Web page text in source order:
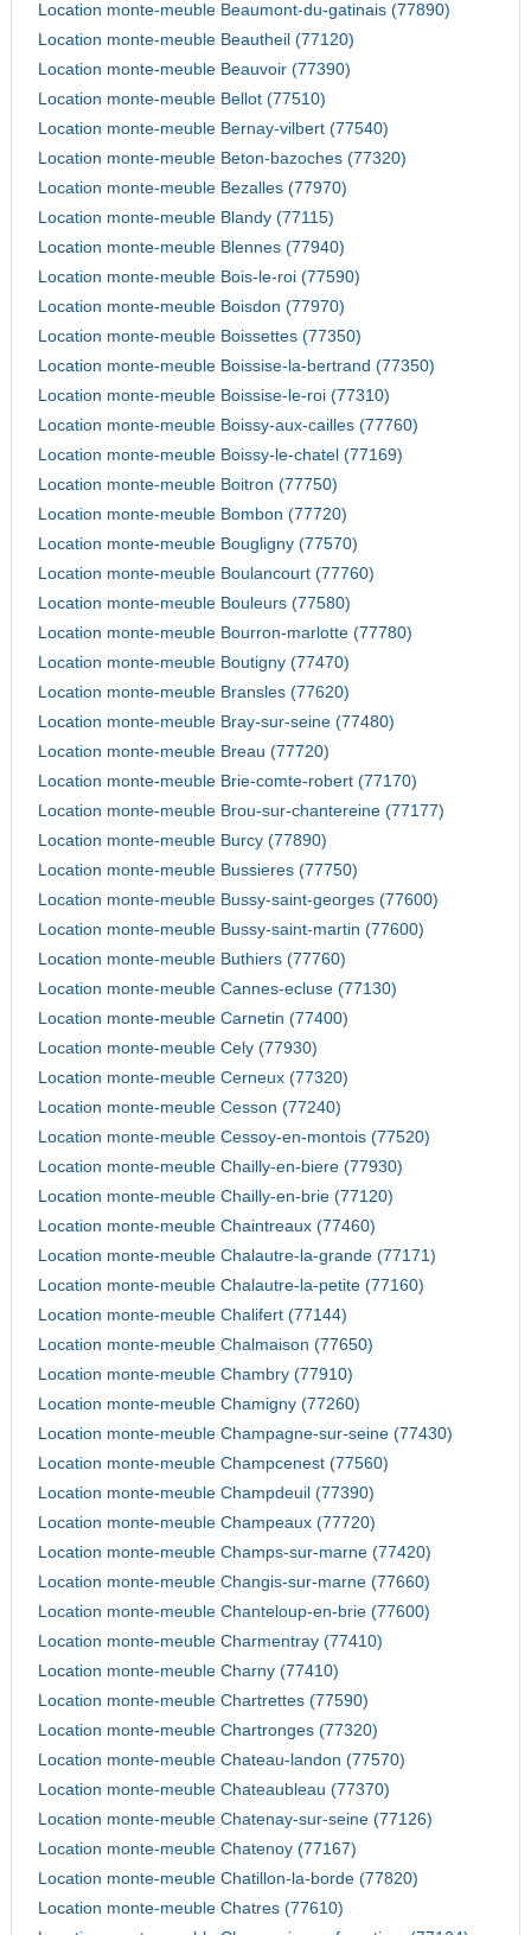
Location monte-meuble Beaumont-du-gatinais (77890)
Location monte-meuble Beautheil (77120)
Location monte-meuble Beauvoir (77390)
Location monte-meuble Bellot (77510)
Location monte-meuble Bernay-vilbert (77540)
Location monte-meuble Beton-bazoches (77320)
Location monte-meuble Bezalles (77970)
Location monte-meuble Blandy (77115)
Location monte-meuble Blennes (77940)
Location monte-meuble Bois-le-roi (77590)
Location monte-meuble Boisdon (77970)
Location monte-meuble Boissettes (77350)
Location monte-meuble Boissise-la-bertrand (77350)
Location monte-meuble Boissise-le-roi (77310)
Location monte-meuble Boissy-aux-cailles (77760)
Location monte-meuble Boissy-le-chatel (77169)
Location monte-meuble Boitron (77750)
Location monte-meuble Bombon (77720)
Location monte-meuble Bougligny (77570)
Location monte-meuble Boulancourt (77760)
Location monte-meuble Bouleurs (77580)
Location monte-meuble Bourron-marlotte (77780)
Location monte-meuble Boutigny (77470)
Location monte-meuble Bransles (77620)
Location monte-meuble Bray-sur-seine (77480)
Location monte-meuble Breau (77720)
Location monte-meuble Brie-comte-robert (77170)
Location monte-meuble Brou-sur-chantereine (77177)
Location monte-meuble Burcy (77890)
Location monte-meuble Bussieres (77750)
Location monte-meuble Bussy-saint-georges (77600)
Location monte-meuble Bussy-saint-martin (77600)
Location monte-meuble Buthiers (77760)
Location monte-meuble Cannes-ecluse (77130)
Location monte-meuble Carnetin (77400)
Location monte-meuble Cely (77930)
Location monte-meuble Cerneux (77320)
Location monte-meuble Cesson (77240)
Location monte-meuble Cessoy-en-montois (77520)
Location monte-meuble Chailly-en-biere (77930)
Location monte-meuble Chailly-en-brie (77120)
Location monte-meuble Chaintreaux (77460)
Location monte-meuble Chalautre-la-grande (77171)
Location monte-meuble Chalautre-la-petite (77160)
Location monte-meuble Chalifert (77144)
Location monte-meuble Chalmaison (77650)
Location monte-meuble Chambry (77910)
Location monte-meuble Chamigny (77260)
Location monte-meuble Champagne-sur-seine (77430)
Location monte-meuble Champcenest (77560)
Location monte-meuble Champdeuil (77390)
Location monte-meuble Champeaux (77720)
Location monte-meuble Champs-sur-marne (77420)
Location monte-meuble Changis-sur-marne (77660)
Location monte-meuble Chanteloup-en-brie (77600)
Location monte-meuble Charmentray (77410)
Location monte-meuble Charny (77410)
Location monte-meuble Chartrettes (77590)
Location monte-meuble Chartronges (77320)
Location monte-meuble Chateau-landon (77570)
Location monte-meuble Chateaubleau (77370)
Location monte-meuble Chatenay-sur-seine (77126)
Location monte-meuble Chatenoy (77167)
Location monte-meuble Chatillon-la-borde (77820)
Location monte-meuble Chatres (77610)